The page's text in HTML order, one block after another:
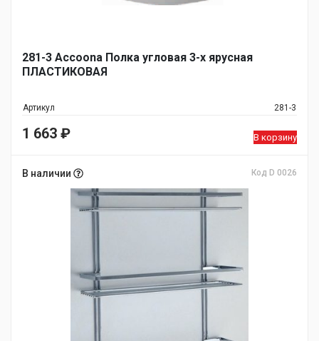
281-3 Accoona Полка угловая 3-х ярусная
ПЛАСТИКОВАЯ
Артикул 281-3
1 663 ₽ В корзину
В наличии Код D 0026